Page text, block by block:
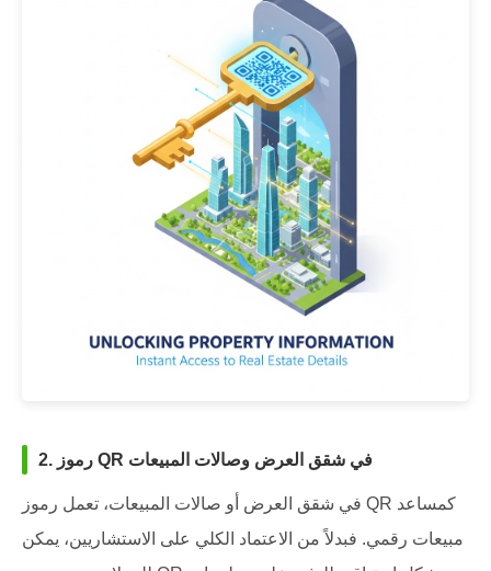
2. رموز QR في شقق العرض وصالات المبيعات
في شقق العرض أو صالات المبيعات، تعمل رموز QR كمساعد
مبيعات رقمي. فبدلاً من الاعتماد الكلي على الاستشاريين، يمكن